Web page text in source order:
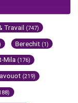
Travail (747)
Berechit (1)
Mila (176)
(219)